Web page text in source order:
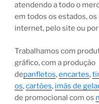
atendendo a todo o
em todos os estados,
internet, pelo site ou
Trabalhamos com
gráfico, com a produção
depanfletos,encartes,
os,cartões, imãs de
de promocional com os